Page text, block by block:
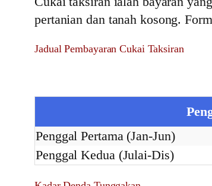
pertanian dan tanah kosong.
Jadual Pembayaran Cukai Taksiran
Penggal Pertama (Jan-Jun)
Penggal Kedua (Julai-Dis)